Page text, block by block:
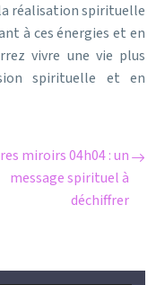
réalisation spirituelle
à ces énergies et en
vivre une vie plus
spirituelle et en
miroirs 04h04 : un
message spirituel à
déchiffrer